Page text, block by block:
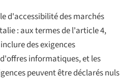
d'accessibilité des marchés
: aux termes de l'article 4,
des exigences
informatiques, et les
peuvent être déclarés nuls